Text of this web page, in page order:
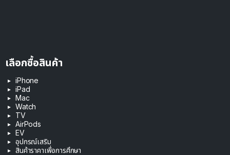
เลือกซื้อสินค้า
iPhone
iPad
Mac
Watch
TV
AirPods
EV
อุปกรณ์เสริม
สินค้าราคาเพื่อการศึกษา